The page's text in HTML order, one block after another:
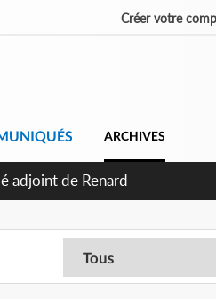
Créer votre
ARCHIVES